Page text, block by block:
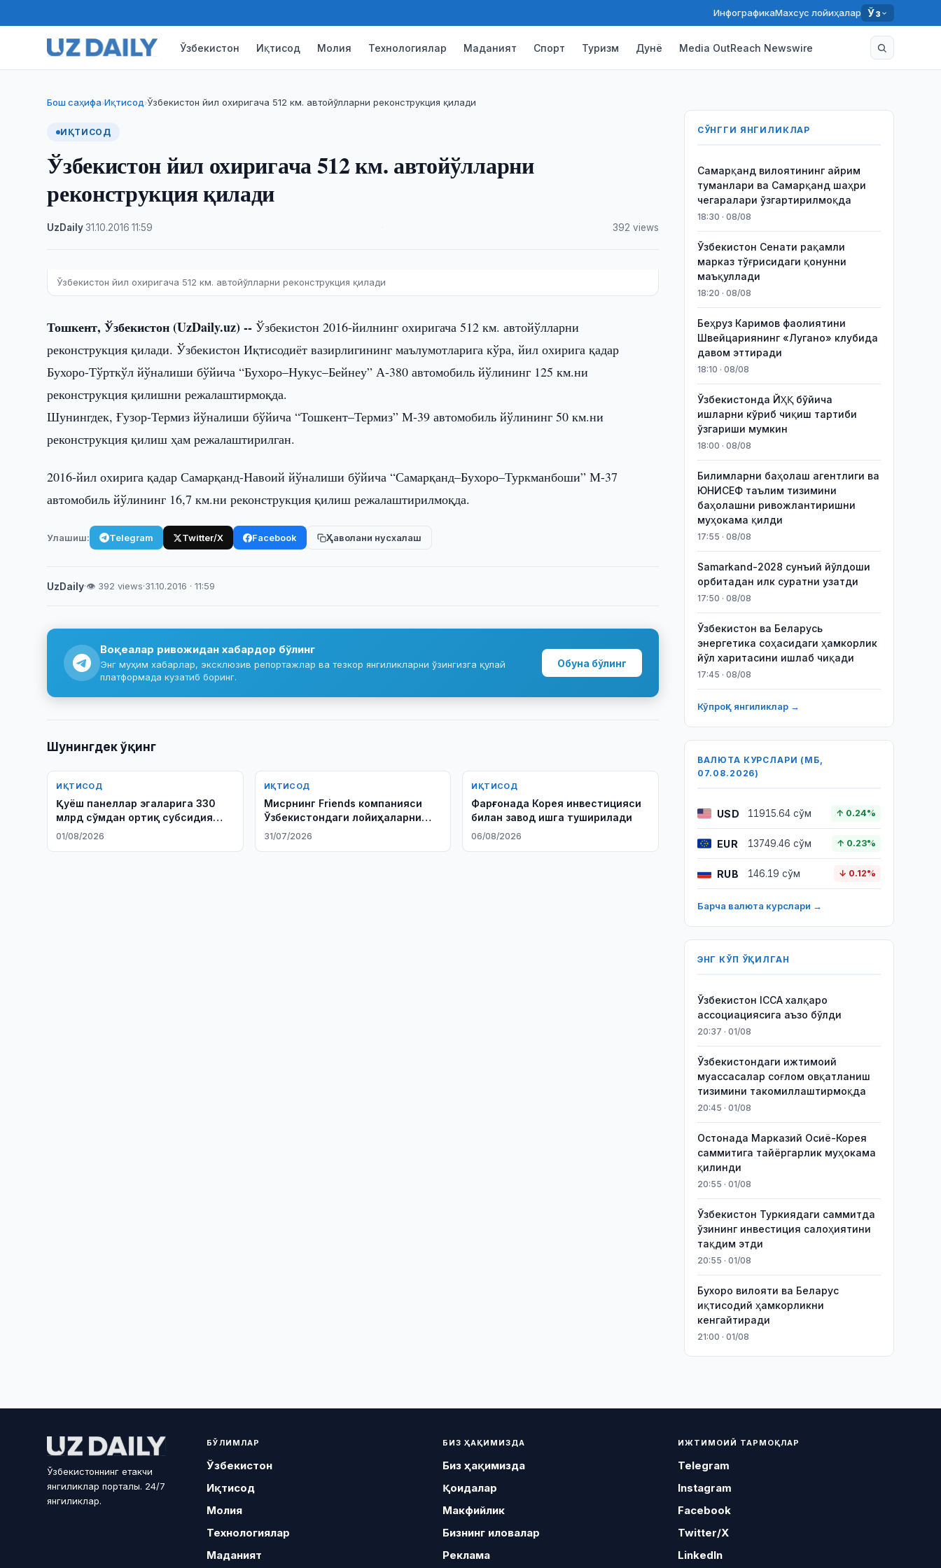
ИнфографикаМахсус лойиҳалар Ўз
Ўзбекистон Иқтисод Молия Технологиялар Маданият Спорт Туризм Дунё Media OutReach Newswire
Бош саҳифа›Иқтисод›Ўзбекистон йил охиригача 512 км. автойўлларни реконструкция қилади
ИҚТИСОД
Ўзбекистон йил охиригача 512 км. автойўлларни
реконструкция қилади
UzDaily·31.10.2016 ·11:59 392 views
Ўзбекистон йил охиригача 512 км. автойўлларни реконструкция қилади
Тошкент, Ўзбекистон (UzDaily.uz) -- Ўзбекистон 2016-йилнинг охиригача 512 км. автойўлларни
реконструкция қилади. Ўзбекистон Иқтисодиёт вазирлигининг маълумотларига кўра, йил охирига қадар
Бухоро-Тўрткўл йўналиши бўйича “Бухоро–Нукус–Бейнеу” А-380 автомобиль йўлининг 125 км.ни
реконструкция қилишни режалаштирмоқда.
Шунингдек, Ғузор-Термиз йўналиши бўйича “Тошкент–Термиз” М-39 автомобиль йўлининг 50 км.ни
реконструкция қилиш ҳам режалаштирилган.
2016-йил охирига қадар Самарқанд-Навоий йўналиши бўйича “Самарқанд–Бухоро–Туркманбоши” М-37
автомобиль йўлининг 16,7 км.ни реконструкция қилиш режалаштирилмоқда.
Улашиш: Telegram Twitter/X Facebook Ҳаволани нусхалаш
UzDaily·👁 392 views·31.10.2016 · 11:59
Воқеалар ривожидан хабардор бўлинг
Энг муҳим хабарлар, эксклюзив репортажлар ва тезкор янгиликларни ўзингизга қулай
платформада кузатиб боринг.
Обуна бўлинг
Шунингдек ўқинг
ИҚТИСОД
Қуёш панеллар эгаларига 330
млрд сўмдан ортиқ субсидия
берилди
01/08/2026
ИҚТИСОД
Мисрнинг Friends компанияси
Ўзбекистондаги лойиҳаларни
ўрганмоқда
31/07/2026
ИҚТИСОД
Фарғонада Корея инвестицияси
билан завод ишга туширилади
06/08/2026
СЎНГГИ ЯНГИЛИКЛАР
Самарқанд вилоятининг айрим
туманлари ва Самарқанд шаҳри
чегаралари ўзгартирилмоқда
18:30 · 08/08
Ўзбекистон Сенати рақамли
марказ тўғрисидаги қонунни
маъқуллади
18:20 · 08/08
Беҳруз Каримов фаолиятини
Швейцариянинг «Лугано» клубида
давом эттиради
18:10 · 08/08
Ўзбекистонда ЙҲҚ бўйича
ишларни кўриб чиқиш тартиби
ўзгариши мумкин
18:00 · 08/08
Билимларни баҳолаш агентлиги ва
ЮНИСЕФ таълим тизимини
баҳолашни ривожлантиришни
муҳокама қилди
17:55 · 08/08
Samarkand-2028 сунъий йўлдоши
орбитадан илк суратни узатди
17:50 · 08/08
Ўзбекистон ва Беларусь
энергетика соҳасидаги ҳамкорлик
йўл харитасини ишлаб чиқади
17:45 · 08/08
Кўпроқ янгиликлар →
ВАЛЮТА КУРСЛАРИ (МБ,
07.08.2026)
USD 11915.64 сўм ↑ 0.24%
EUR 13749.46 сўм ↑ 0.23%
RUB 146.19 сўм ↓ 0.12%
Барча валюта курслари →
ЭНГ КЎП ЎҚИЛГАН
Ўзбекистон ICCA халқаро
ассоциациясига аъзо бўлди
20:37 · 01/08
Ўзбекистондаги ижтимоий
муассасалар соғлом овқатланиш
тизимини такомиллаштирмоқда
20:45 · 01/08
Остонада Марказий Осиё-Корея
саммитига тайёргарлик муҳокама
қилинди
20:55 · 01/08
Ўзбекистон Туркиядаги саммитда
ўзининг инвестиция салоҳиятини
тақдим этди
20:55 · 01/08
Бухоро вилояти ва Беларус
иқтисодий ҳамкорликни
кенгайтиради
21:00 · 01/08
Ўзбекистоннинг етакчи
янгиликлар порталы. 24/7
янгиликлар.
БЎЛИМЛАР
Ўзбекистон
Иқтисод
Молия
Технологиялар
Маданият
БИЗ ҲАҚИМИЗДА
Биз ҳақимизда
Қоидалар
Макфийлик
Бизнинг иловалар
Реклама
ИЖТИМОИЙ ТАРМОҚЛАР
Telegram
Instagram
Facebook
Twitter/X
LinkedIn